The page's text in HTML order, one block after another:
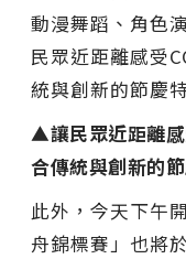
動漫舞蹈、角色
民眾近距離感受
統與創新的節慶
▲讓民眾近距離感
合傳統與創新的
此外，今天下午
舟錦標賽」也將